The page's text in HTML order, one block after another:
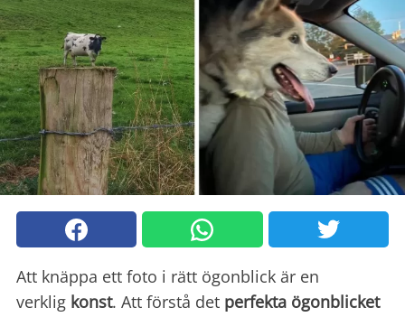
Att knäppa ett foto i rätt ögonblick är en
verklig konst. Att förstå det perfekta ögonblicket